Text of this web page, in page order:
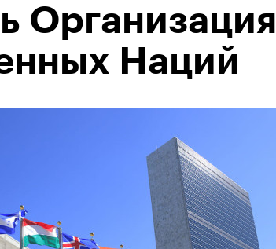
Организация
Наций